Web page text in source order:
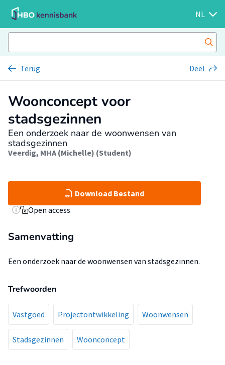
NL
Terug Deel
Woonconcept voor
stadsgezinnen
Een onderzoek naar de woonwensen van
stadsgezinnen
Veerdig, MHA (Michelle) (Student)
Download Bestand
Open access
Samenvatting
Een onderzoek naar de woonwensen van stadsgezinnen.
Trefwoorden
Vastgoed Projectontwikkeling Woonwensen
Stadsgezinnen Woonconcept